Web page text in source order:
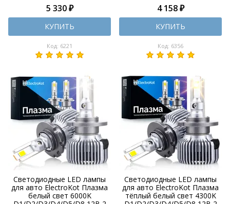
5 330 ₽
КУПИТЬ
Код: 6221
4 158 ₽
КУПИТЬ
Код: 6356
Светодиодные LED лампы
для авто ElectroKot Плазма
белый свет 6000K
Светодиодные LED лампы
для авто ElectroKot Плазма
тёплый белый свет 4300K